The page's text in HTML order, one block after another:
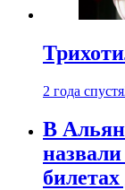
2 года спустя
В